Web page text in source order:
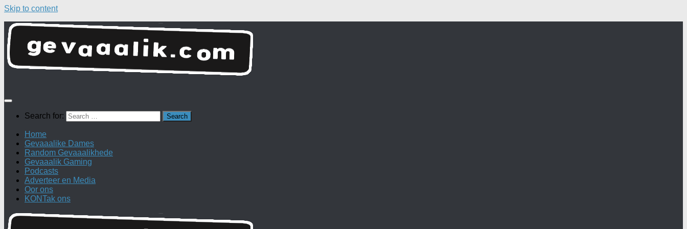
Skip to content
Search for:
Home
Gevaaalike Dames
Random Gevaaalikhede
Gevaaalik Gaming
Podcasts
Adverteer en Media
Oor ons
KONTak ons